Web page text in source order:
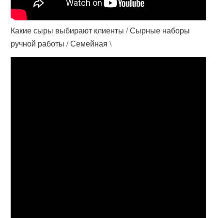
Какие сыры выбирают клиенты / Сырные наборы
ручной работы / Семейная \